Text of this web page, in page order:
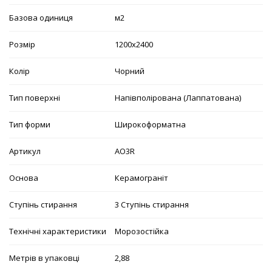
Базова одиниця м2
Розмір 1200х2400
Колір Чорний
Тип поверхні Напівполірована (Лаппатована)
Тип форми Широкоформатна
Артикул AO3R
Основа Керамограніт
Ступінь стирання 3 Ступінь стирання
Технічні характеристики Морозостійка
Метрів в упаковці 2,88